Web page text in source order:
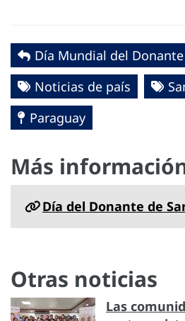
Día Mundial del
Noticias de país
Paraguay
Más
Día del Donante de
Otras noticias
Las